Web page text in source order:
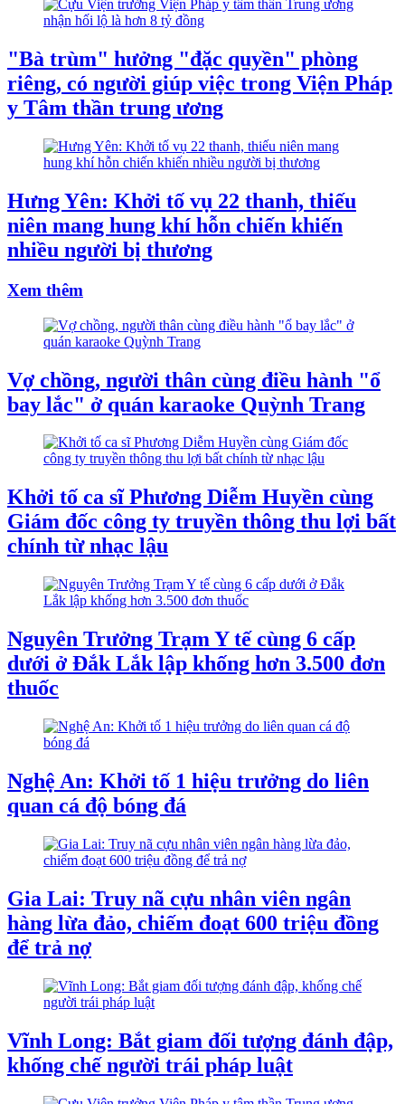
"Bà trùm" hưởng "đặc quyền" phòng
riêng, có người giúp việc trong Viện Pháp
y Tâm thần trung ương
Hưng Yên: Khởi tố vụ 22 thanh, thiếu
niên mang hung khí hỗn chiến khiến
nhiều người bị thương
Xem thêm
Vợ chồng, người thân cùng điều hành "ổ
bay lắc" ở quán karaoke Quỳnh Trang
Khởi tố ca sĩ Phương Diễm Huyền cùng
Giám đốc công ty truyền thông thu lợi bất
chính từ nhạc lậu
Nguyên Trưởng Trạm Y tế cùng 6 cấp
dưới ở Đắk Lắk lập khống hơn 3.500 đơn
thuốc
Nghệ An: Khởi tố 1 hiệu trưởng do liên
quan cá độ bóng đá
Gia Lai: Truy nã cựu nhân viên ngân
hàng lừa đảo, chiếm đoạt 600 triệu đồng
để trả nợ
Vĩnh Long: Bắt giam đối tượng đánh đập,
khống chế người trái pháp luật